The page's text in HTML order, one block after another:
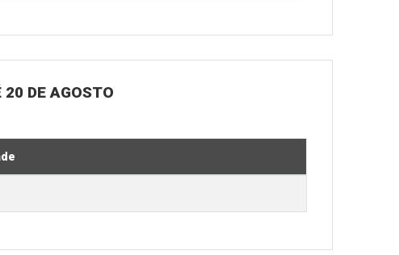
20 DE AGOSTO